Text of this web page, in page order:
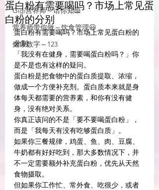
Gigi营养师～话你知📖
营养师带你做～饮食管理😃
健康数字～123
蛋白粉有需要喝吗？市场上常见蛋
白粉的分别
蛋白粉有需要喝吗？市场上常见蛋白粉的
分别
「我没有在健身，需要喝蛋白粉吗？」你
是不是也有这样的疑问。
蛋白粉是把食物中的蛋白质提取、浓缩，
做成一个方便补充剂。蛋白质本来就是身
体每天都需要的营养素，和你有没有健
身，没有绝对关系。
你真正该问的不是「要不要喝蛋白粉」，
而是「我每天有没有吃够蛋白质」。
如果你三餐规律，鸡蛋、鱼、肉、豆腐、
牛奶都有好好吃到，那大多数情况下，并
不一定需要额外补充蛋白粉，优先从天然
食物摄取。
但如果你工作忙、常外食、吃很少，或者